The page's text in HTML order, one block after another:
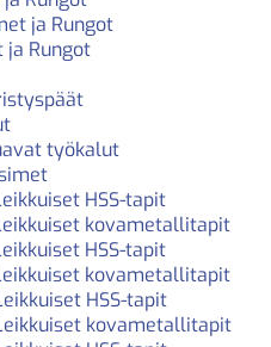
ja Rungot
ja Rungot
työkalut
HSS-tapit
kovametallitapit
HSS-tapit
kovametallitapit
HSS-tapit
kovametallitapit